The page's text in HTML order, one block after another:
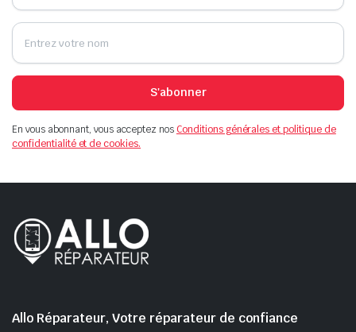
S'abonner
En vous abonnant, vous acceptez nosConditions générales et politique de
confidentialité et de cookies.
Allo Réparateur, Votre réparateur de confiance